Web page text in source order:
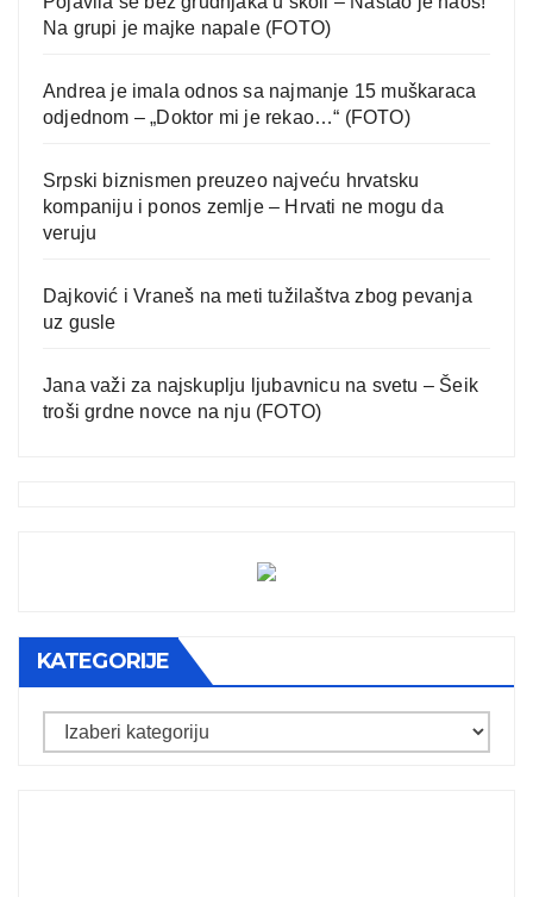
Na grupi je majke napale (FOTO)
Andrea je imala odnos sa najmanje 15 muškaraca
odjednom – „Doktor mi je rekao…“ (FOTO)
Srpski biznismen preuzeo najveću hrvatsku
kompaniju i ponos zemlje – Hrvati ne mogu da
veruju
Dajković i Vraneš na meti tužilaštva zbog pevanja
uz gusle
Jana važi za najskuplju ljubavnicu na svetu – Šeik
troši grdne novce na nju (FOTO)
KATEGORIJE
Kategorije